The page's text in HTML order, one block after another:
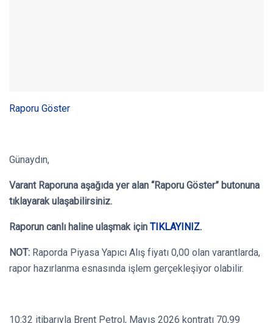
Raporu Göster
Günaydın,
Varant Raporuna aşağıda yer alan “Raporu Göster” butonuna
tıklayarak ulaşabilirsiniz.
Raporun canlı haline ulaşmak için TIKLAYINIZ.
NOT: Raporda Piyasa Yapıcı Alış fiyatı 0,00 olan varantlarda,
rapor hazırlanma esnasında işlem gerçekleşiyor olabilir.
10:32 itibarıyla Brent Petrol, Mayıs 2026 kontratı 70,99